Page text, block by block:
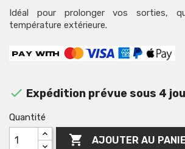
Idéal pour prolonger vos sorties,
température extérieure.
 Expédition prévue sous 4
Quantité
 AJOUTER AU